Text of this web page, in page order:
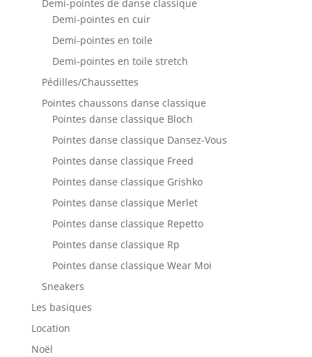
Demi-pointes de danse classique
Demi-pointes en cuir
Demi-pointes en toile
Demi-pointes en toile stretch
Pédilles/Chaussettes
Pointes chaussons danse classique
Pointes danse classique Bloch
Pointes danse classique Dansez-Vous
Pointes danse classique Freed
Pointes danse classique Grishko
Pointes danse classique Merlet
Pointes danse classique Repetto
Pointes danse classique Rp
Pointes danse classique Wear Moi
Sneakers
Les basiques
Location
Noël